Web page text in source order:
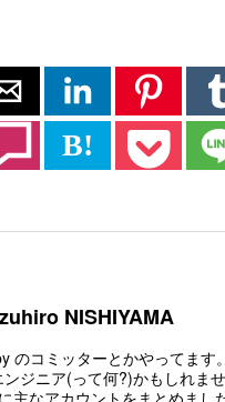
B!
NISHIYAMA
のコミッターとかやってます
ンジニア(って何?)かもしれませ